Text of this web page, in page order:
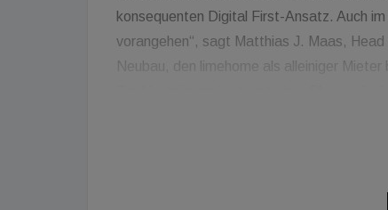
konsequenten Digital First-Ansatz. Auch
vorangehen“, sagt Matthias J. Maas,
Neubau, den limehome als alleiniger
Mobilitätskonzept für die Nutzung von